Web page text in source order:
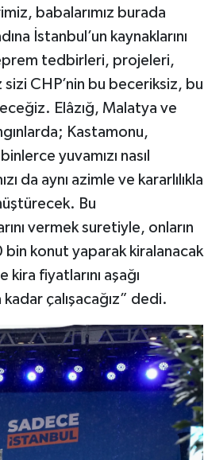
babalarımız burada
İstanbul’un kaynaklarını
tedbirleri, projeleri,
CHP’nin bu beceriksiz, bu
Elâzığ, Malatya ve
Kastamonu,
yuvamızı nasıl
da aynı azimle ve kararlılıkla
Bu
vermek suretiyle, onların
konut yaparak kiralanacak
kira fiyatlarını aşağı
çalışacağız” dedi.